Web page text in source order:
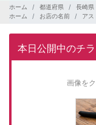
ホーム 都道府県 長崎県
ホーム
お店の名前 アス
本日公開中のチ
画像を